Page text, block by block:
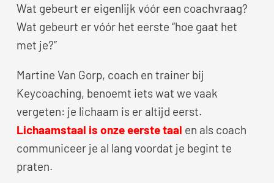
Wat gebeurt er eigenlijk vóór een coachvraag?
Wat gebeurt er vóór het eerste “hoe gaat het
met je?”
Martine Van Gorp, coach en trainer bij
Keycoaching, benoemt iets wat we vaak
vergeten: je lichaam is er altijd eerst.
Lichaamstaal is onze eerste taal en als coach
communiceer je al lang voordat je begint te
praten.